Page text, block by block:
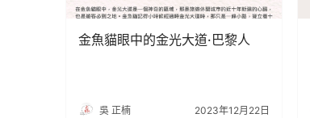
金魚貓眼中的金光大道·巴黎人
吳 正楠 2023年12月22日